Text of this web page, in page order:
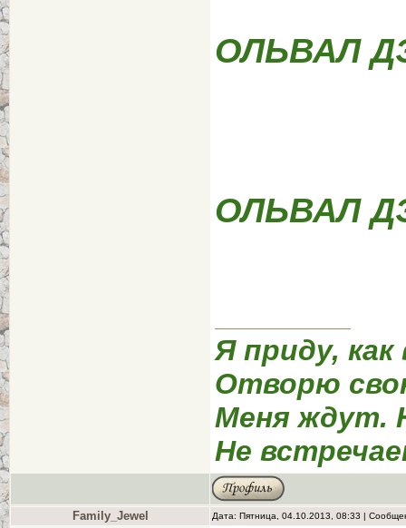
ОЛЬВАЛ
ОЛЬВАЛ
Я приду, как
Отворю
Меня ждут.
Не
Family_Jewel Дата: Пятница, 04.10.2013, 08:33 |